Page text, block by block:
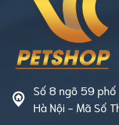
Số 8 ngõ 59 phố
Hà Nội - Mã Số